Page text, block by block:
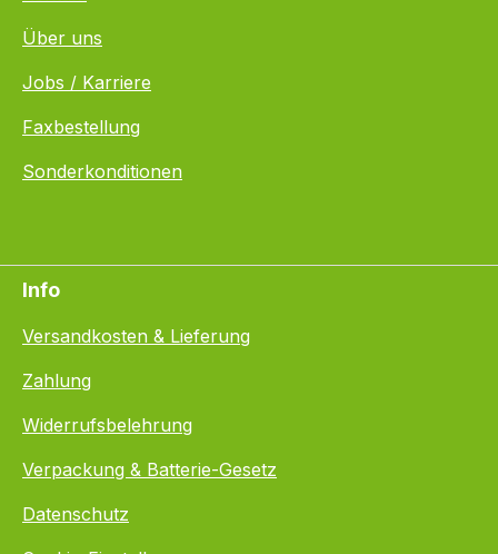
Über uns
Jobs / Karriere
Faxbestellung
Sonderkonditionen
Info
Versandkosten & Lieferung
Zahlung
Widerrufsbelehrung
Verpackung & Batterie-Gesetz
Datenschutz